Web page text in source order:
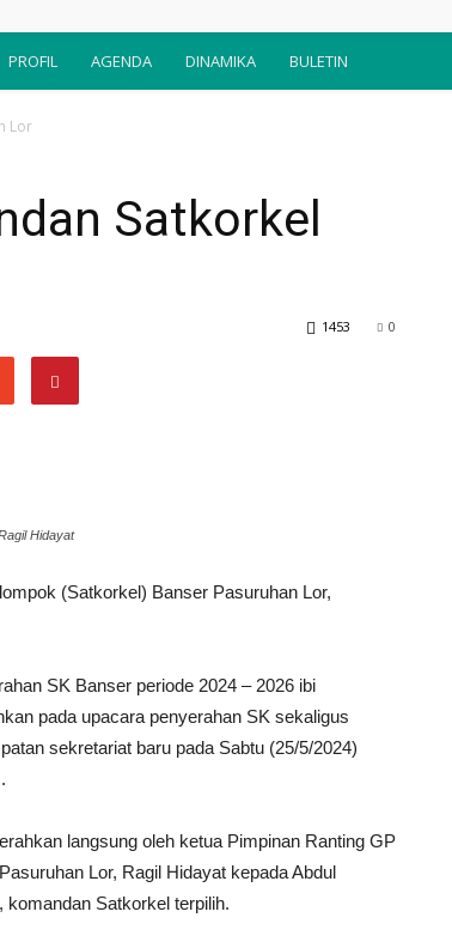
PROFIL AGENDA DINAMIKA BULETIN
Lor
Satkorkel
0
1453
Hidayat
(Satkorkel) Banser Pasuruhan Lor,
SK Banser periode 2024 – 2026 ibi
pada upacara penyerahan SK sekaligus
sekretariat baru pada Sabtu (25/5/2024)
langsung oleh ketua Pimpinan Ranting GP
Lor, Ragil Hidayat kepada Abdul
komandan Satkorkel terpilih.